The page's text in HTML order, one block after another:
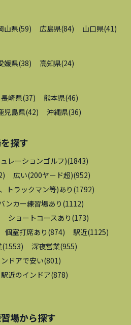
山県(59) 広島県(84) 山口県(41)
媛県(38) 高知県(24)
長崎県(37) 熊本県(46)
児島県(42) 沖縄県(36)
を探す
レーションゴルフ)(1843)
) 広い(200ヤード超)(952)
トラックマン等)あり (1792)
ンカー練習場あり (1112)
ショートコースあり (173)
個室打席あり (874) 駅近(1125)
(1553) 深夜営業(955)
ドアで安い(801)
駅近のインドア(878)
場から探す